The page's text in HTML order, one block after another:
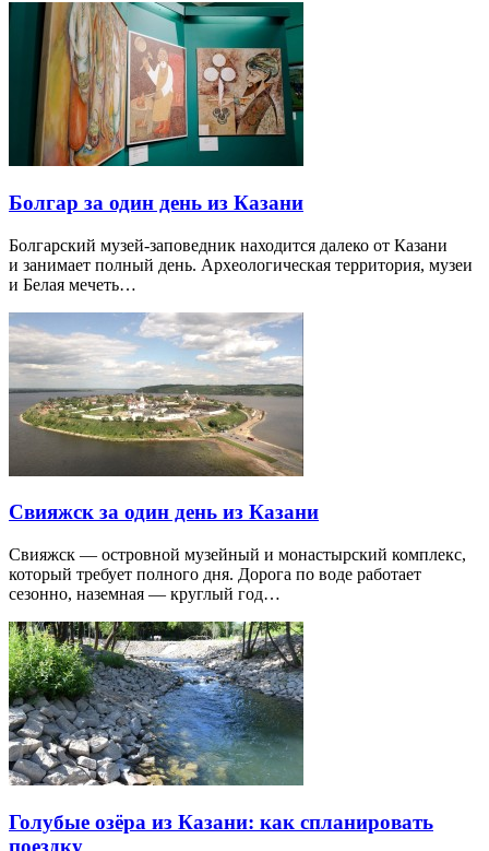
Болгар за один день из Казани
Болгарский музей-заповедник находится далеко от Казани
и занимает полный день. Археологическая территория, музеи
и Белая мечеть…
Свияжск за один день из Казани
Свияжск — островной музейный и монастырский комплекс,
который требует полного дня. Дорога по воде работает
сезонно, наземная — круглый год…
Голубые озёра из Казани: как спланировать
поездку